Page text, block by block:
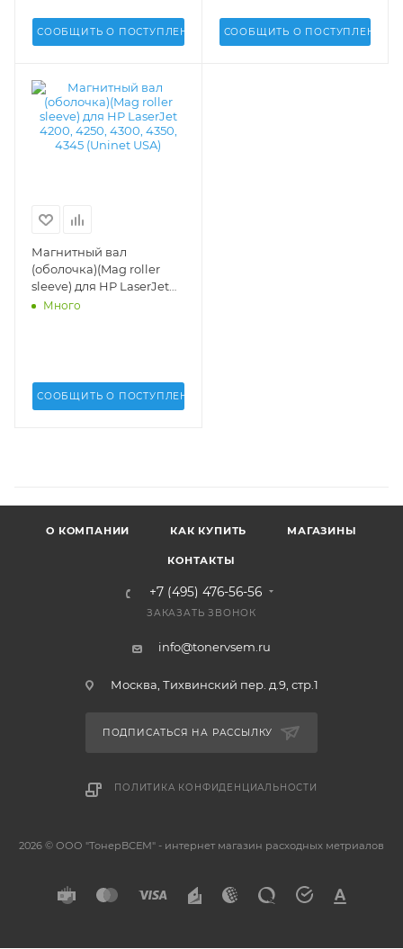
СООБЩИТЬ О ПОСТУПЛЕНИИ СООБЩИТЬ О ПОСТУПЛЕНИИ
Магнитный вал
(оболочка)(Mag roller
sleeve) для HP LaserJet
4200, 4250, 4300, 4350,
Много
СООБЩИТЬ О ПОСТУПЛЕНИИ
О КОМПАНИИ КАК КУПИТЬ МАГАЗИНЫ
КОНТАКТЫ
+7 (495) 476-56-56
ЗАКАЗАТЬ ЗВОНОК
info@tonervsem.ru
Москва, Тихвинский пер. д.9, стр.1
ПОДПИСАТЬСЯ НА РАССЫЛКУ
ПОЛИТИКА КОНФИДЕНЦИАЛЬНОСТИ
2026 © ООО "ТонерВСЕМ" - интернет магазин расходных метриалов